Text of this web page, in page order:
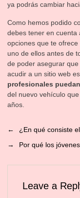
ya podrás cambiar
Como hemos podido
debes tener en cuenta
opciones que te
uno de ellos antes de
de poder asegurar
acudir a un sitio web
profesionales
del nuevo vehículo
años.
←
¿En qué consiste
→
Por qué los
Leave a